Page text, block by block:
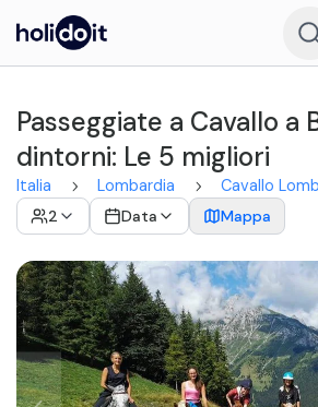
Passeggiate a Cavallo a
dintorni: Le 5 migliori
Italia Lombardia
Cavallo
2
Data Mappa